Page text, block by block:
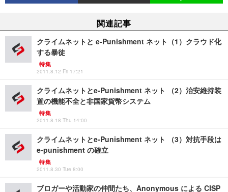
関連記事
クライムネットと e-Punishment ネット（1）クラウド化
する暴徒
特集
2011.8.12 Fri 17:21
クライムネットとe-Punishment ネット （2）治安維持装
置の機能不全と非国家貨幣システム
特集
2011.8.18 Thu 14:00
クライムネットとe-Punishment ネット （3）対抗手段は
e-punishment の確立
特集
2011.8.30 Tue 8:00
ブロガーや活動家の仲間たち、Anonymous による CISP